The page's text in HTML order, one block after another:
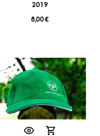
2019
8,00€